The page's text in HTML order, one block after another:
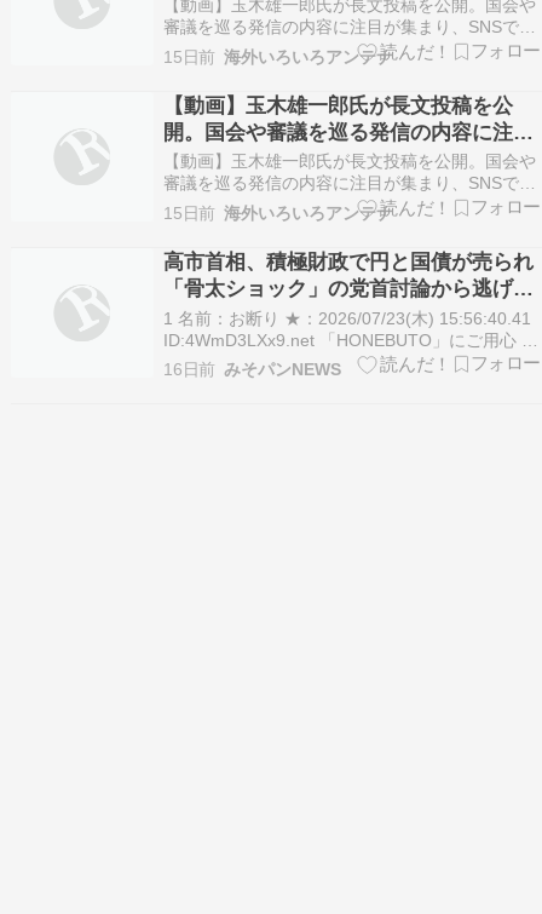
がっている。
【動画】玉木雄一郎氏が長文投稿を公開。国会や
審議を巡る発信の内容に注目が集まり、SNSでは
さまざまな意見が広がっている。 - ひえたコッペ
パン 続きを読む
15日前 海外いろいろアンテナ
【動画】玉木雄一郎氏が長文投稿を公
開。国会や審議を巡る発信の内容に注目
が集まり、SNSではさまざまな意見が広
がっている。
【動画】玉木雄一郎氏が長文投稿を公開。国会や
審議を巡る発信の内容に注目が集まり、SNSでは
さまざまな意見が広がっている。 - ひえたコッペ
パン 続きを読む
15日前 海外いろいろアンテナ
高市首相、積極財政で円と国債が売られ
「骨太ショック」の党首討論から逃げる
ため閣議決定をわざと遅らせていた 政府
高官が暴露
1 名前：お断り ★：2026/07/23(木) 15:56:40.41
ID:4WmD3LXx9.net 「HONEBUTO」にご用心 高
市政権の財政健全化、海外投資家が疑念 「まだ閣
議決定もしていない政府のただ一つの文書の原案
16日前 みそパンNEWS